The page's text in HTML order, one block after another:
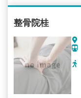
整骨院桂